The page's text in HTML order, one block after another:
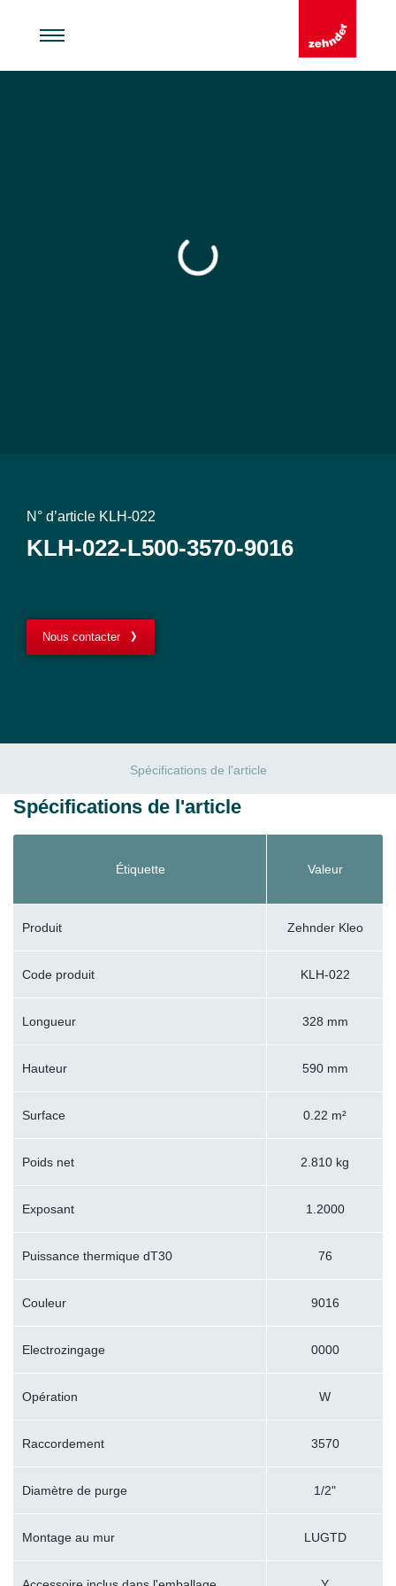
N° d’article KLH-022
KLH-022-L500-3570-9016
Nous contacter
Spécifications de l'article
Spécifications de l'article
Étiquette Valeur
Produit Zehnder Kleo
Code produit KLH-022
Longueur 328 mm
Hauteur 590 mm
Surface 0.22 m²
Poids net 2.810 kg
Exposant 1.2000
Puissance thermique dT30 76
Couleur 9016
Electrozingage 0000
Opération W
Raccordement 3570
Diamètre de purge 1/2"
Montage au mur LUGTD